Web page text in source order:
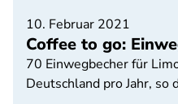
10. Februar 2021
Coffee to go:
70 Einwegbecher für
Deutschland pro Jahr,